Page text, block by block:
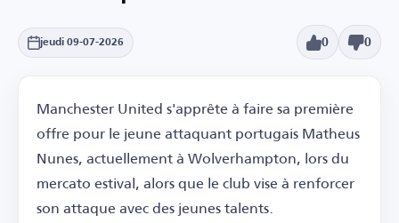
jeudi 09-07-2026 0 0
Manchester United s'apprête à faire sa première
offre pour le jeune attaquant portugais Matheus
Nunes, actuellement à Wolverhampton, lors du
mercato estival, alors que le club vise à renforcer
son attaque avec des jeunes talents.